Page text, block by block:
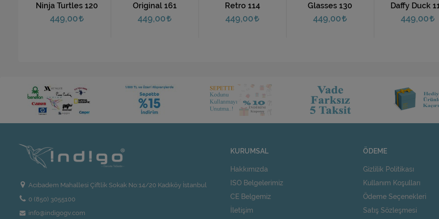
Ninja Turtles 120
449,00
Original 161
449,00
Retro 114
449,00
Glasses 130
449,00
Daffy Duck
449,00
Acıbadem Mahallesi Çiftlik Sokak No:14/20 Kadıköy İstanbul
0 (850) 3055100
info@indigogv.com
KURUMSAL
Hakkımızda
ISO Belgelerimiz
CE Belgemiz
İletişim
ÖDEME
Gizlilik Politikası
Kullanım Koşulları
Ödeme Seçenekleri
Satış Sözleşmesi